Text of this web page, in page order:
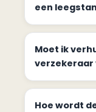
een
Moet ik
verzekeraar
Hoe wordt